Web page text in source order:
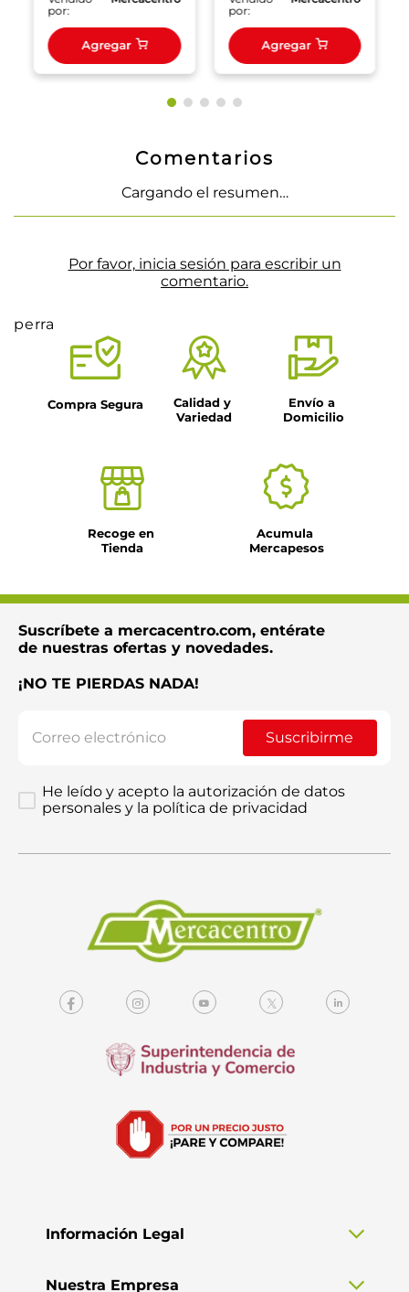
por:
Agregar
por:
Agregar
Comentarios
Cargando el resumen…
Por favor, inicia sesión para escribir un
comentario.
perra
Compra Segura
Calidad y
Variedad
Envío a
Domicilio
Recoge en
Tienda
Acumula
Mercapesos
Suscríbete a mercacentro.com, entérate
de nuestras ofertas y novedades.
¡NO TE PIERDAS NADA!
Suscribirme
He leído y acepto la autorización de datos
personales y la política de privacidad
Información Legal
Nuestra Empresa